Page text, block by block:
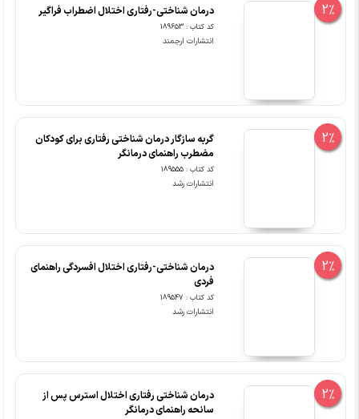
2% درمان شناختی-رفتاری اختلال اضطراب فراگیر
کد کتاب : 189653
انتشارات ارجمند
2%
گربه سازگار درمان شناختی رفتاری برای کودکان
مضطرب راهنمای درمانگر
کد کتاب : 189555
انتشارات رشد
2%
درمان شناختی-رفتاری اختلال افسردگی راهنمای
فردی
کد کتاب : 189547
انتشارات رشد
2%
درمان شناختی رفتاری اختلال استرس پس از
سانحه راهنمای درمانگر